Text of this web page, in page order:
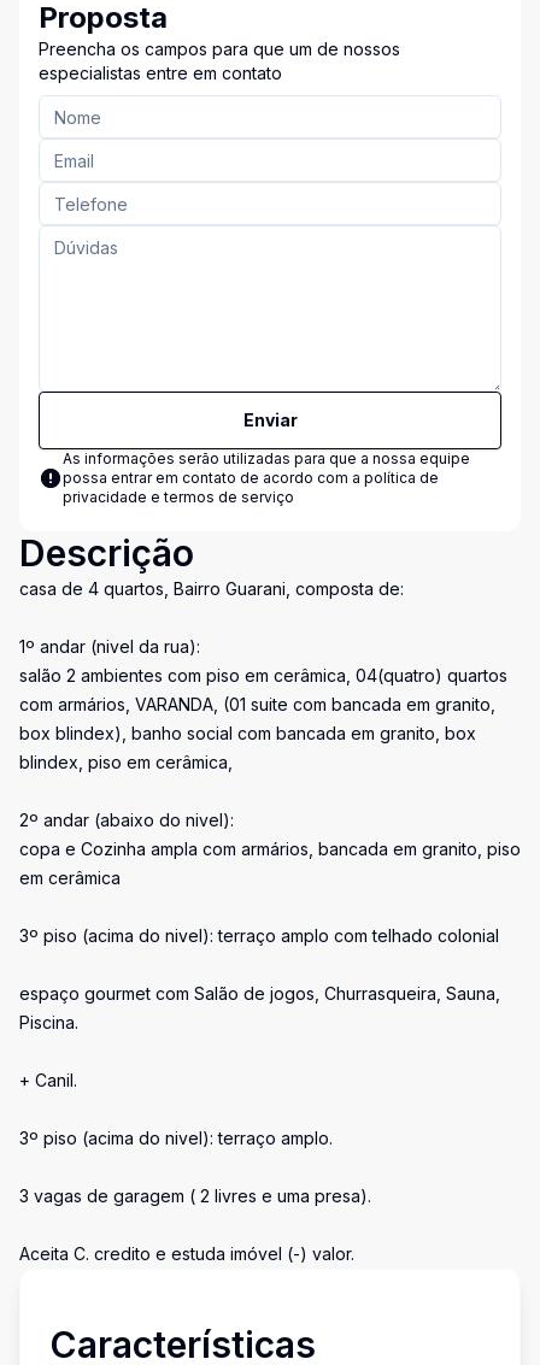
Proposta
Preencha os campos para que um de nossos
especialistas entre em contato
Enviar
As informações serão utilizadas para que a nossa equipe
possa entrar em contato de acordo com a política de
privacidade e termos de serviço
Descrição
casa de 4 quartos, Bairro Guarani, composta de:
1º andar (nivel da rua):
salão 2 ambientes com piso em cerâmica, 04(quatro) quartos
com armários, VARANDA, (01 suite com bancada em granito,
box blindex), banho social com bancada em granito, box
blindex, piso em cerâmica,
2º andar (abaixo do nivel):
copa e Cozinha ampla com armários, bancada em granito, piso
em cerâmica
3º piso (acima do nivel): terraço amplo com telhado colonial
espaço gourmet com Salão de jogos, Churrasqueira, Sauna,
Piscina.
+ Canil.
3º piso (acima do nivel): terraço amplo.
3 vagas de garagem ( 2 livres e uma presa).
Aceita C. credito e estuda imóvel (-) valor.
Características